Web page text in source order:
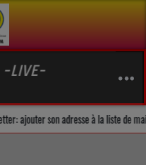
Newsletter: ajouter